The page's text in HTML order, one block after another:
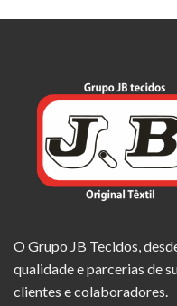
O Grupo JB Tecidos,
qualidade e parcerias de
clientes e colaboradores.